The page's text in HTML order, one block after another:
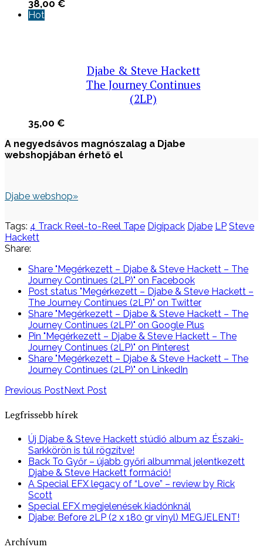
38,00 €
Hot
Djabe & Steve Hackett
The Journey Continues
(2LP)
35,00 €
A negyedsávos magnószalag a Djabe
webshopjában érhető el
Djabe webshop»
Tags: 4 Track Reel-to-Reel Tape Digipack Djabe LP Steve
Hackett
Share:
Share "Megérkezett – Djabe & Steve Hackett – The
Journey Continues (2LP)" on Facebook
Post status "Megérkezett – Djabe & Steve Hackett –
The Journey Continues (2LP)" on Twitter
Share "Megérkezett – Djabe & Steve Hackett – The
Journey Continues (2LP)" on Google Plus
Pin "Megérkezett – Djabe & Steve Hackett – The
Journey Continues (2LP)" on Pinterest
Share "Megérkezett – Djabe & Steve Hackett – The
Journey Continues (2LP)" on LinkedIn
Previous PostNext Post
Legfrissebb hírek
Új Djabe & Steve Hackett stúdió album az Északi-
Sarkkörön is túl rögzítve!
Back To Győr – újabb győri albummal jelentkezett
Djabe & Steve Hackett formáció!
A Special EFX legacy of “Love” – review by Rick
Scott
Special EFX megjelenések kiadónknál
Djabe: Before 2LP (2 x 180 gr vinyl) MEGJELENT!
Archívum